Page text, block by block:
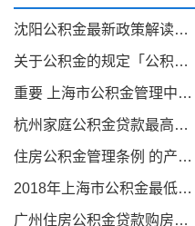
沈阳公积金最新政策解读「住房公积金下调」
关于公积金的规定「公积金新规定」
重要 上海市公积金管理中心本月底将陆续暂停部分住房公积金业务办理
杭州家庭公积金贷款最高额度「杭州公积金家庭贷款额度」
住房公积金管理条例 的产生及修改对象「2019住房公积金管理条例」
2018年上海市公积金最低缴费基数「公积金缴存基数和比例」
广州住房公积金贷款购房提取可全程网办理吗「广州住房公积金如何网上提取」